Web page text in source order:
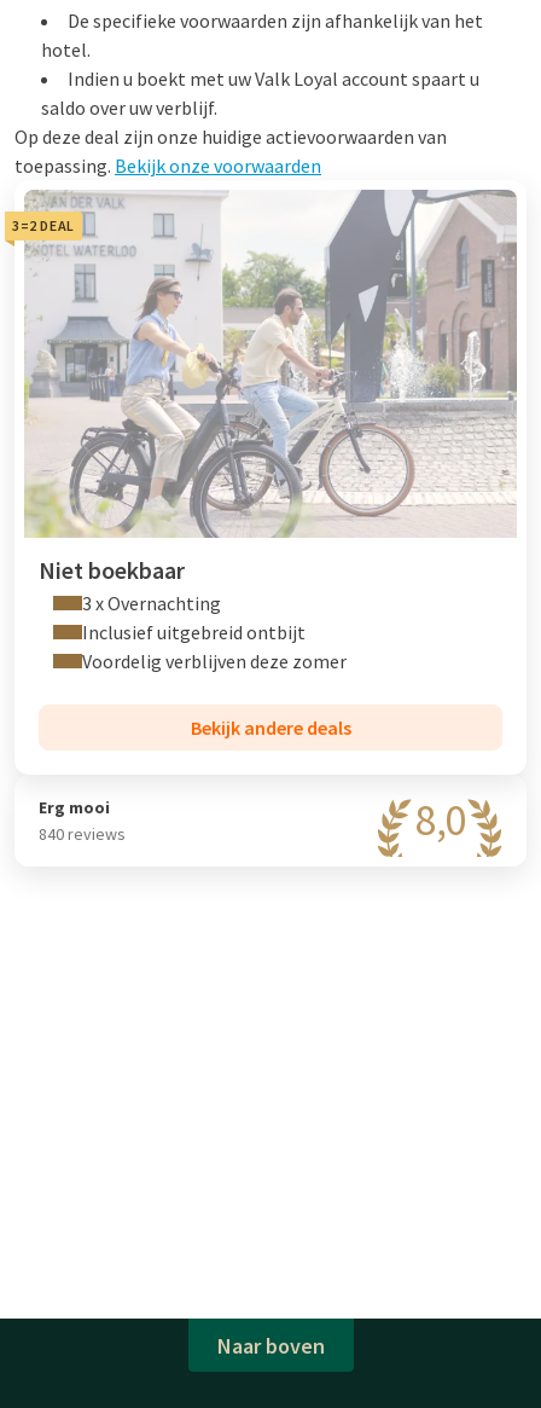
De specifieke voorwaarden zijn afhankelijk van het
hotel.
Indien u boekt met uw Valk Loyal account spaart u
saldo over uw verblijf.
Op deze deal zijn onze huidige actievoorwaarden van
toepassing. Bekijk onze voorwaarden
3=2 DEAL
Niet boekbaar
3 x Overnachting
Inclusief uitgebreid ontbijt
Voordelig verblijven deze zomer
Bekijk andere deals
8,0
Erg mooi
840 reviews
Naar boven